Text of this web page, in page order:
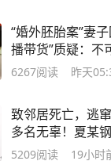
“婚外胚胎案”妻
播带货”质疑：不
有带货的身体条件
6267阅读 昨天
致邻居死亡，逃
多名无辜！夏某钢
51岁）被抓获
5209阅读 19小时